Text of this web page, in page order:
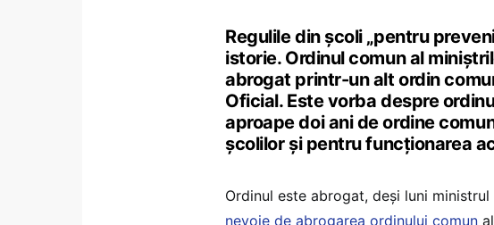
Regulile din școli „pentru
istorie. Ordinul comun al
abrogat printr-un alt ordin
Oficial. Este vorba despre
aproape doi ani de ordine
școlilor și pentru funcționarea
Ordinul este abrogat, deși luni ministrul
nevoie de abrogarea ordinului comun